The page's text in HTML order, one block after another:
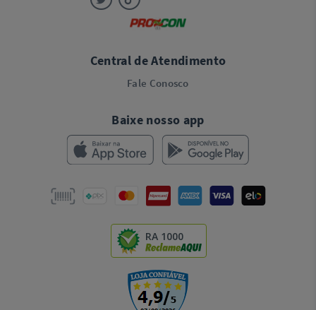
Central de Atendimento
Fale Conosco
Baixe nosso app
RA 1000